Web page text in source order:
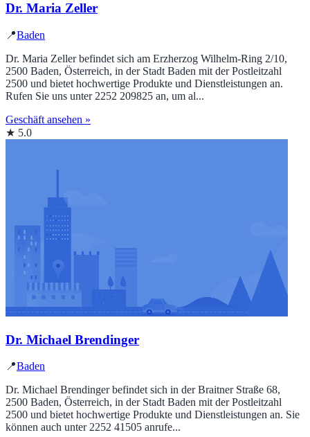
Dr. Maria Zeller
📍Baden
Dr. Maria Zeller befindet sich am Erzherzog Wilhelm-Ring 2/10,
2500 Baden, Österreich, in der Stadt Baden mit der Postleitzahl
2500 und bietet hochwertige Produkte und Dienstleistungen an.
Rufen Sie uns unter 2252 209825 an, um al...
Geschäft ansehen »
★ 5.0
Dr. Michael Brendinger
📍Baden
Dr. Michael Brendinger befindet sich in der Braitner Straße 68,
2500 Baden, Österreich, in der Stadt Baden mit der Postleitzahl
2500 und bietet hochwertige Produkte und Dienstleistungen an. Sie
können auch unter 2252 41505 anrufe...